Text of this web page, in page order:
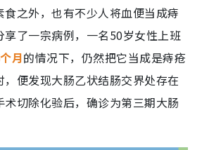
之外，也有不少人将血便当成痔
享了一宗病例，一名50岁女性上班
月的情况下，仍然把它当成是痔疮
便发现大肠乙状结肠交界处存在
切除化验后，确诊为第三期大肠